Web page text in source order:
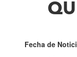
Fecha de